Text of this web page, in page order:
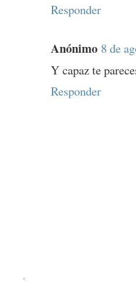
Responder
Anónimo 8 de
Y capaz te
Responder
‹